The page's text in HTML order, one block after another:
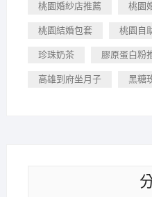
桃園婚紗店推薦 桃園
桃園結婚包套 桃園自
珍珠奶茶 膠原蛋白粉
高雄到府坐月子 黑糖